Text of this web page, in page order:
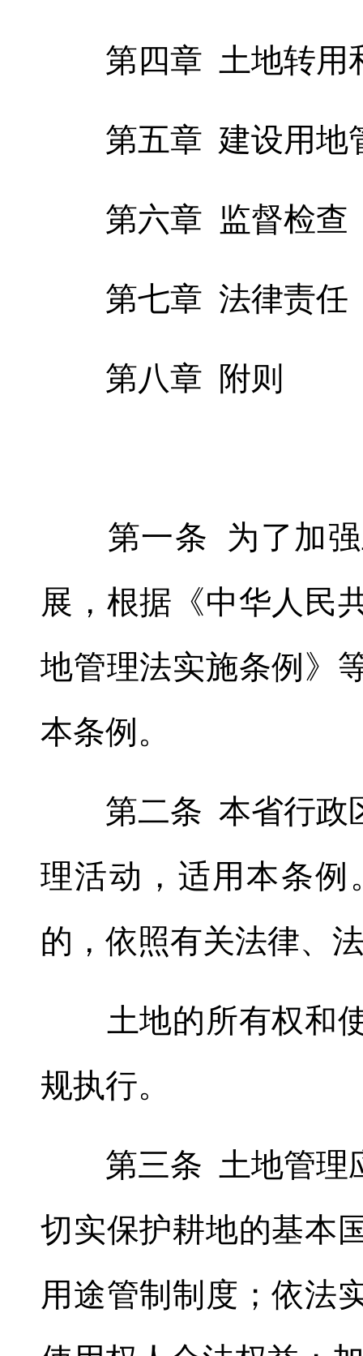
第四章 土地转用
第五章 建设用地
第六章 监督检查
第七章 法律责任
第八章 附则
第一条 为了加强
展，根据《中华人民
地管理法实施条例》
本条例 。
第二条 本省行政区
理活动 ， 适用本条例
的 ， 依照有关法律、
土地的所有权和使
规执行。
第三条 土地管理应
切实保护耕地的基本
用途管制制度 ； 依法